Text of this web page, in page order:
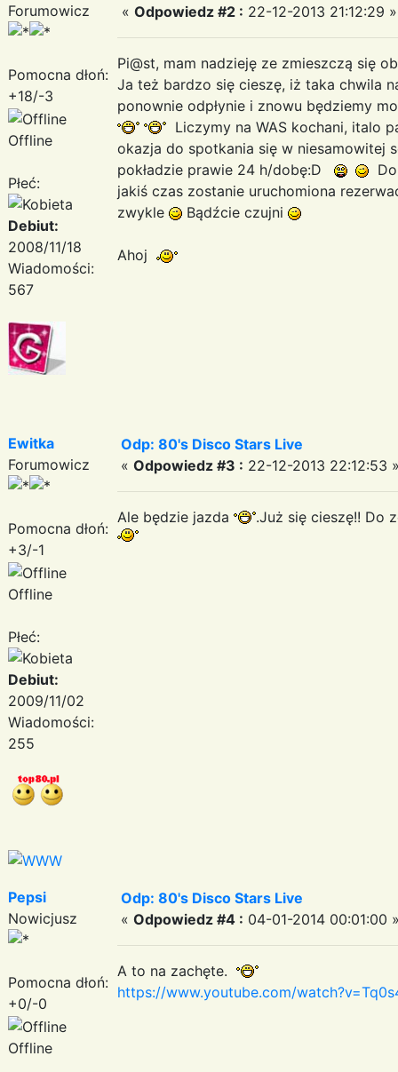
Forumowicz
Pomocna dłoń:
+18/-3
Offline
Płeć:
Debiut:
2008/11/18
Wiadomości:
567
« Odpowiedz #2 : 22-12-2013 21:12:29 »
Pi@st, mam nadzieję ze zmieszczą się
Ja też bardzo się cieszę, iż taka chwila
ponownie odpłynie i znowu będziemy
Liczymy na WAS kochani, italo
okazja do spotkania się w niesamowitej
pokładzie prawie 24 h/dobę:D
jakiś czas zostanie uruchomiona
zwykle
Bądźcie czujni
Ahoj
Ewitka
Forumowicz
Pomocna dłoń:
+3/-1
Offline
Płeć:
Debiut:
2009/11/02
Wiadomości:
255
Odp: 80's Disco Stars Live
« Odpowiedz #3 : 22-12-2013 22:12:53
Ale będzie jazda .Już się cieszę!! Do
Pepsi
Nowicjusz
Pomocna dłoń:
+0/-0
Offline
Odp: 80's Disco Stars Live
« Odpowiedz #4 : 04-01-2014 00:01:00
A to na zachęte.
https://www.youtube.com/